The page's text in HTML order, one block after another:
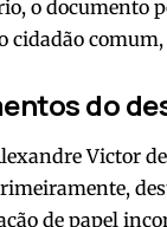
o documento
cidadão
do
Victor
de papel